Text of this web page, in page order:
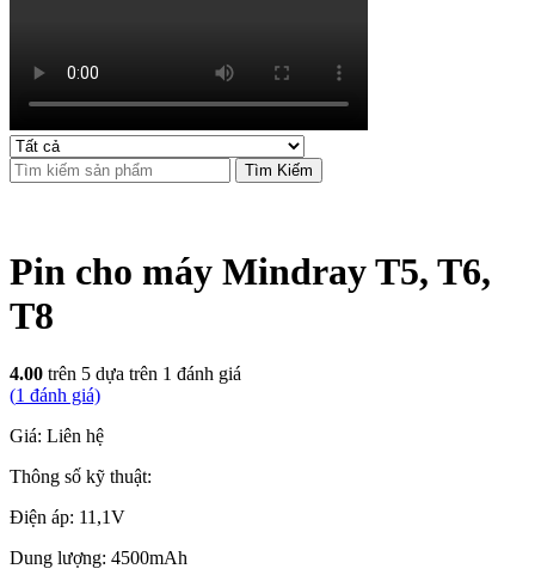
Tìm Kiếm
Pin cho máy Mindray T5, T6,
T8
4.00 trên 5 dựa trên 1 đánh giá
(1 đánh giá)
Giá: Liên hệ
Thông số kỹ thuật:
Điện áp: 11,1V
Dung lượng: 4500mAh